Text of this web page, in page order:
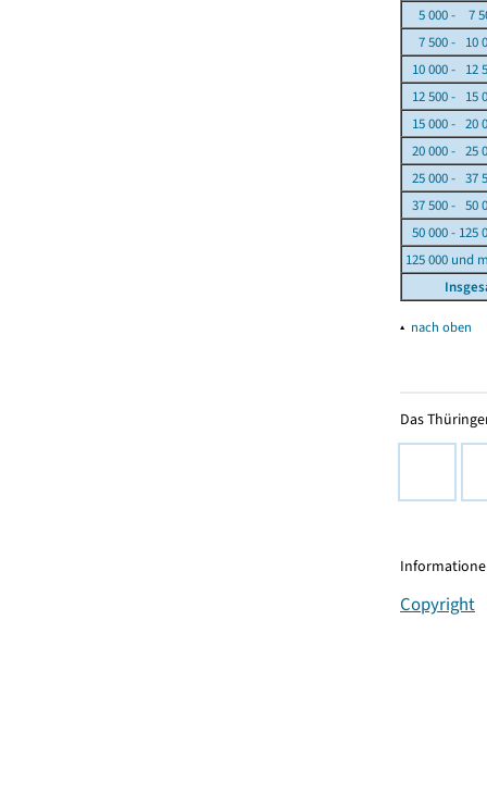
5 000 - 7
7 500 - 10
10 000 - 12
12 500 - 15
15 000 - 20
20 000 - 25
25 000 - 37
37 500 - 50
50 000 - 125
125 000 und
▴ nach oben
Das
Copyright